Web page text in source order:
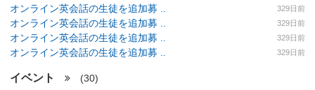
オンライン英会話の生徒を追加募 .. 329日前
オンライン英会話の生徒を追加募 .. 329日前
オンライン英会話の生徒を追加募 .. 329日前
オンライン英会話の生徒を追加募 .. 329日前
イベント (30)